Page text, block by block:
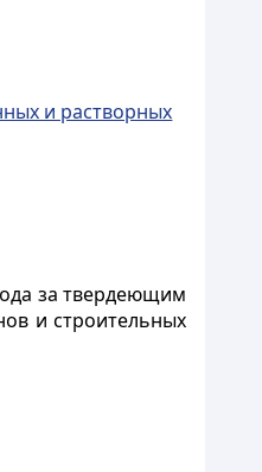
и растворных
за твердеющим
и строительных